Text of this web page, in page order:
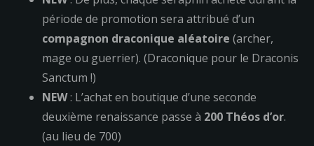
période de promotion sera attribué d’un
compagnon draconique aléatoire (archer,
mage ou guerrier). (Draconique pour le Draconis
Sanctum !)
NEW: L’achat en boutique d’une seconde
deuxième renaissance passe à 200 Théos d’or.
(au lieu de 700)